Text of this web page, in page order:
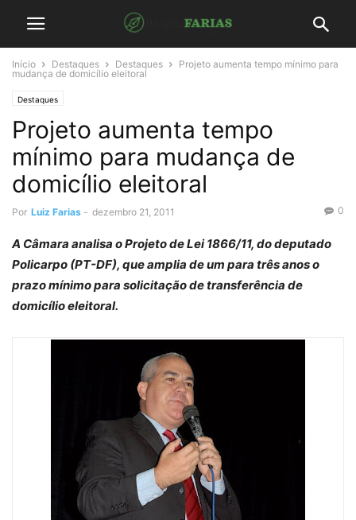
Início Destaques Destaques
Projeto aumenta tempo mínimo para
mudança de domicílio eleitoral
Destaques
Projeto aumenta tempo
mínimo para mudança de
domicílio eleitoral
Por Luiz Farias - dezembro 21, 2011 0
A Câmara analisa o Projeto de Lei 1866/11, do deputado
Policarpo (PT-DF), que amplia de um para três anos o
prazo mínimo para solicitação de transferência de
domicílio eleitoral.